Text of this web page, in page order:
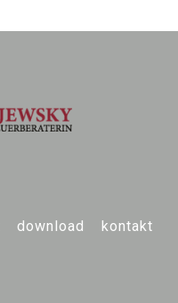
download kontakt